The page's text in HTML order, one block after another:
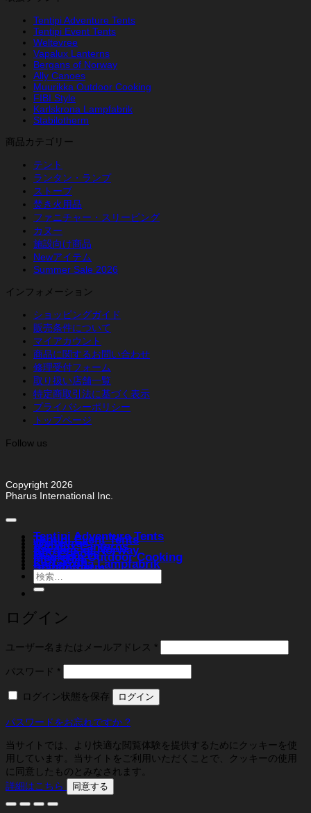
Tentipi Adventure Tents
Tentipi Event Tents
Weltevree
Vapalux Lanterns
Bergans of Norway
Ally Canoes
Muurikka Outdoor Cooking
FIBI Style
Karlskrona Lampfabrik
Stabilotherm
商品カテゴリー
テント
ランタン・ランプ
ストーブ
焚き火用品
ファニチャー・スリーピング
カヌー
施設向け商品
Newアイテム
Summer Sale 2026
インフォメーション
ショッピングガイド
販売条件について
マイアカウント
商品に関するお問い合わせ
修理受付フォーム
取り扱い店舗一覧
特定商取引法に基づく表示
プライバシーポリシー
トップページ
Follow us
Copyright 2026
Pharus International Inc.
Tentipi Adventure Tents
Tentipi Event Tents
Weltevree
Vapalux Lanterns
Bergans of Norway
Ally Canoes
Muurikka Outdoor Cooking
FIBI Style
Karlskrona Lampfabrik
Stabilotherm
検
索
対
象:
ログイン
ユーザー名またはメールアドレス *
須
パスワード *
ログイン状態を保存
ログイン
パスワードをお忘れですか ?
当サイトでは、より快適な閲覧体験を提供するためにクッキーを使
用しています。当サイトをご利用いただくことで、クッキーの使用
に同意したものとみなされます。
詳細はこちら
同意する